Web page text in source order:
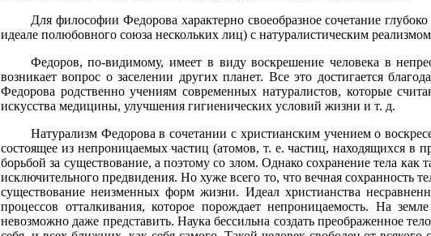
Для философии Федорова характерно своеобразное сочетание
идеале полюбовного союза нескольких лиц) с натуралистическим
Федоров, по-видимому, имеет в виду воскрешение человека в
возникает вопрос о заселении других планет. Все это достигается
Федорова родственно учениям современных натуралистов, которые
искусства медицины, улучшения гигиенических условий жизни и т. д.
Натурализм Федорова в сочетании с христианским учением о
состоящее из непроницаемых частиц (атомов, т. е. частиц, находящихся в
борьбой за существование, а поэтому со злом. Однако сохранение тела как
исключительного предвидения. Но хуже всего то, что вечная сохранность
существование неизменных форм жизни. Идеал христианства
процессов отталкивания, которое порождает непроницаемость. На
невозможно даже представить. Наука бессильна создать преображенное